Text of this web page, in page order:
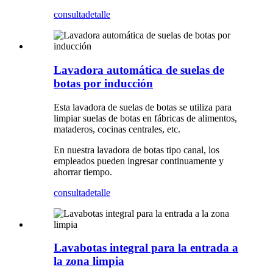
consultadetalle
Lavadora automática de suelas de
botas por inducción
Esta lavadora de suelas de botas se utiliza para
limpiar suelas de botas en fábricas de alimentos,
mataderos, cocinas centrales, etc.
En nuestra lavadora de botas tipo canal, los
empleados pueden ingresar continuamente y
ahorrar tiempo.
consultadetalle
Lavabotas integral para la entrada a
la zona limpia